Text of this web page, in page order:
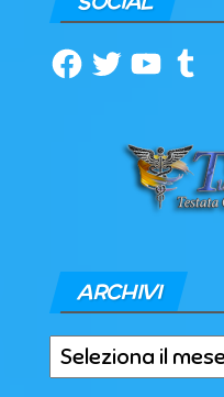
Facebook
TwitterYouTubeTumblr
ARCHIVI
Archivi